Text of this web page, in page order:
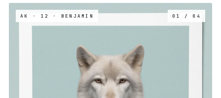
AK · 12 · BENJAMIN 01 / 04